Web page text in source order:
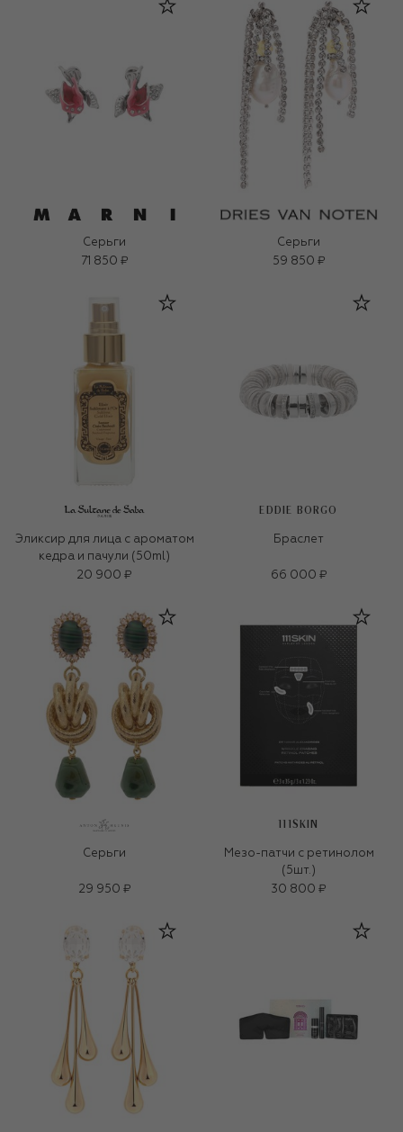
Серьги
71 850 ₽
Серьги
59 850 ₽
Эликсир для лица c ароматом
кедра и пачули (50ml)
20 900 ₽
EDDIE BORGO
Браслет
66 000 ₽
Серьги
29 950 ₽
111SKIN
Мезо-патчи с ретинолом
(5шт.)
30 800 ₽